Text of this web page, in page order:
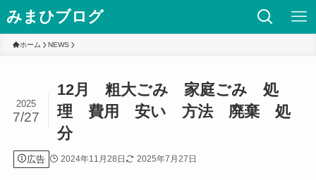
みまひブログ
ホーム NEWS
12月 粗大ごみ 家庭ごみ 処
理 費用 安い 方法 廃棄 処
分
2025
7/27
広告 2024年11月28日 2025年7月27日